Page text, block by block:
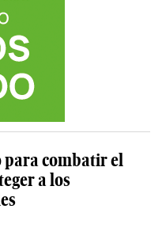
combatir el
a los